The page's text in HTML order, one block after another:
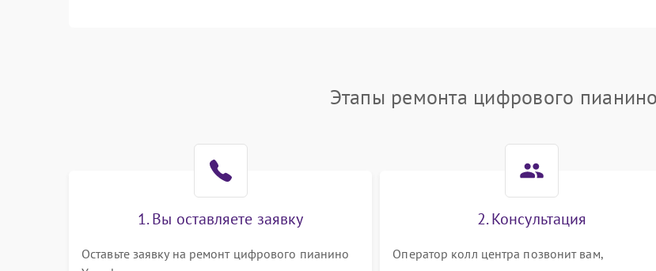
Этапы ремонта цифрового
1. Вы оставляете заявку
Оставьте заявку на ремонт цифрового пианино
2. Консультация
Оператор колл центра позвонит вам,